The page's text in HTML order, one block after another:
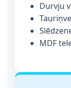
Durvju
MDF